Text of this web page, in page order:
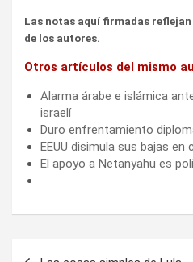
Las notas aquí firmadas
de los autores.
Otros artículos del mismo
Alarma árabe e islámica
israelí
Duro enfrentamiento
EEUU disimula sus bajas en
El apoyo a Netanyahu es